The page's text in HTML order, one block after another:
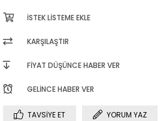
İSTEK LISTEME EKLE
KARŞILAŞTIR
FIYAT DÜŞÜNCE HABER VER
GELINCE HABER VER
TAVSIYE ET
YORUM YAZ